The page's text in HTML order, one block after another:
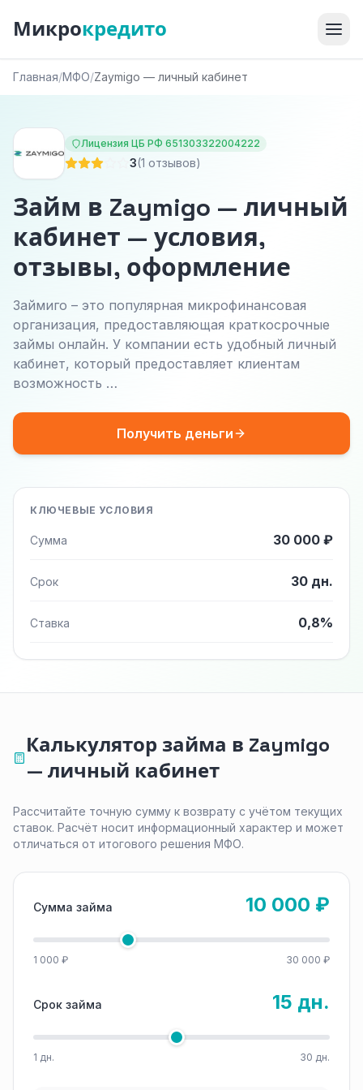
Микрокредито
Главная/МФО/Zaymigo — личный кабинет
Лицензия ЦБ РФ 651303322004222
3(1 отзывов)
Займ в Zaymigo — личный
кабинет — условия,
отзывы, оформление
Займиго – это популярная микрофинансовая
организация, предоставляющая краткосрочные
займы онлайн. У компании есть удобный личный
кабинет, который предоставляет клиентам
возможность …
Получить деньги
КЛЮЧЕВЫЕ УСЛОВИЯ
Сумма 30 000 ₽
Срок 30 дн.
Ставка 0,8%
Калькулятор займа в Zaymigo
— личный кабинет
Рассчитайте точную сумму к возврату с учётом текущих
ставок. Расчёт носит информационный характер и может
отличаться от итогового решения МФО.
Сумма займа 10 000 ₽
1 000 ₽ 30 000 ₽
Срок займа 15 дн.
1 дн. 30 дн.